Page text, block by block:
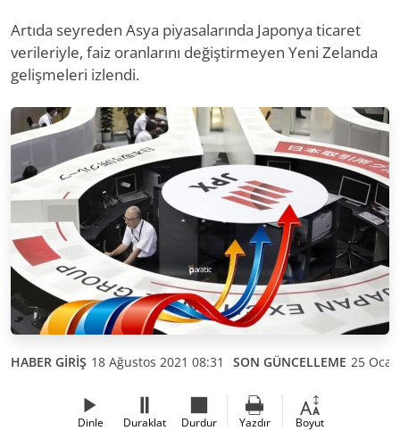
Artıda seyreden Asya piyasalarında Japonya ticaret
verileriyle, faiz oranlarını değiştirmeyen Yeni Zelanda
gelişmeleri izlendi.
HABER GİRİŞ 18 Ağustos 2021 08:31 SON GÜNCELLEME 25
Dinle Duraklat Durdur Yazdır Boyut